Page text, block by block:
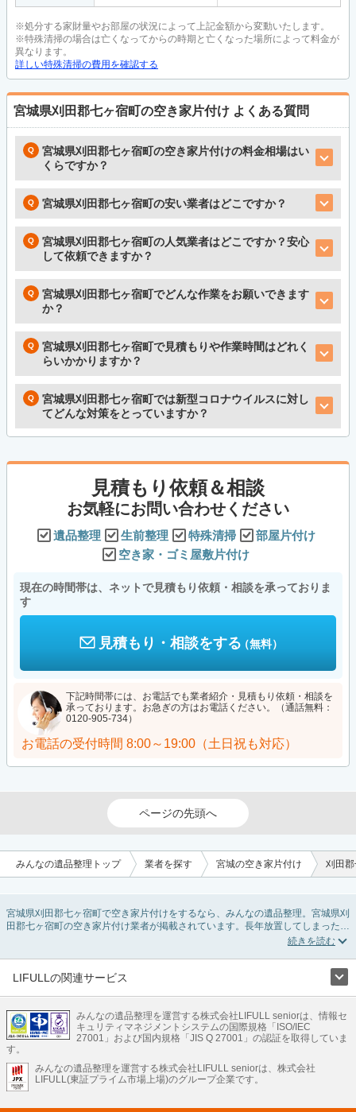
※処分する家財量やお部屋の状況によって上記金額から変動いたします。
※特殊清掃の場合は亡くなってからの時期と亡くなった場所によって料金が
異なります。
詳しい特殊清掃の費用を確認する
宮城県刈田郡七ヶ宿町の空き家片付け よくある質問
宮城県刈田郡七ヶ宿町の空き家片付けの料金相場はい
くらですか？
宮城県刈田郡七ヶ宿町の安い業者はどこですか？
宮城県刈田郡七ヶ宿町の人気業者はどこですか？安心
して依頼できますか？
宮城県刈田郡七ヶ宿町でどんな作業をお願いできます
か？
宮城県刈田郡七ヶ宿町で見積もりや作業時間はどれく
らいかかりますか？
宮城県刈田郡七ヶ宿町では新型コロナウイルスに対し
てどんな対策をとっていますか？
見積もり依頼＆相談
お気軽にお問い合わせください
遺品整理 生前整理 特殊清掃
部屋片付け
空き家・ゴミ屋敷片付け
現在の時間帯は、ネットで見積もり依頼・相談を承っておりま
す
見積もり・相談をする（無料）
下記時間帯には、お電話でも業者紹介・見積もり依頼・相談を
承っております。お急ぎの方はお電話ください。（通話無料：
0120-905-734）
お電話の受付時間 8:00～19:00（土日祝も対応）
ページの先頭へ
みんなの遺品整理トップ 業者を探す 宮城の空き家片付け 刈田
宮城県刈田郡七ヶ宿町で空き家片付けをするなら、みんなの遺品整理。宮城県刈
田郡七ヶ宿町の空き家片付け業者が掲載されています。長年放置してしまった実
家の片付けや、相続したが住む予定のない親の家の不用品の処分・回収・引き取
絞り込み条件を利用し検索してみましょう。
LIFULLの関連サービス
不動産・住宅
引越し 老人ホーム 地方創生 ママの就労支援
不動産クラウドファンディング 遺品整理 老後の暮らし情報
LIFULL HOME'Sのサービス
不動産・住宅
不動産査定 マンション専門売却査定 不動産投資 アドバイザー
みんなの遺品整理を運営する株式会社LIFULL seniorは、情報セ
キュリティマネジメントシステムの国際規格「ISO/IEC
27001」および国内規格「JIS Q 27001」の認証を取得していま
す。
みんなの遺品整理を運営する株式会社LIFULL seniorは、株式会社
LIFULL(東証プライム市場上場)のグループ企業です。